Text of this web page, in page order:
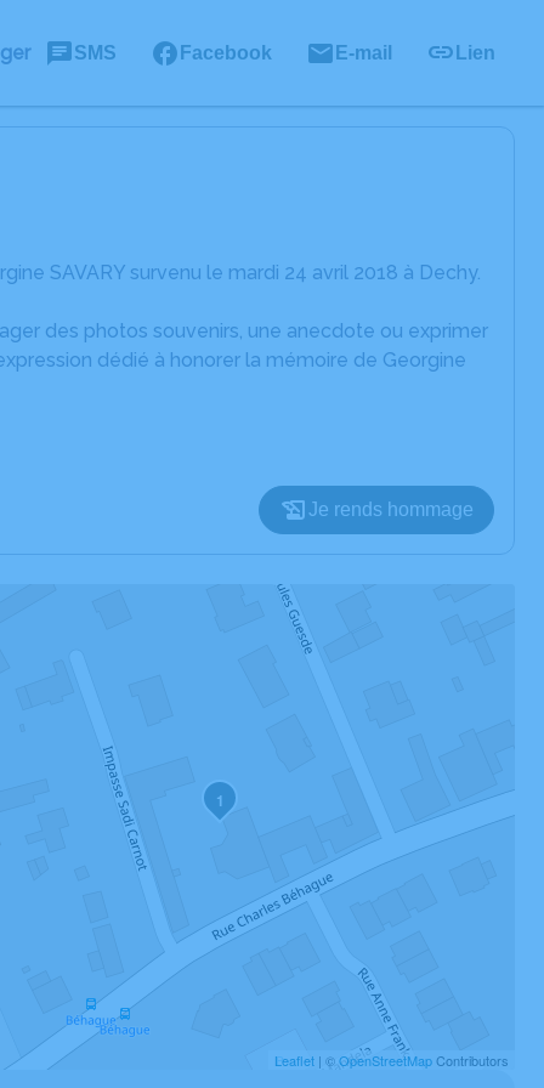
SMS Facebook E-mail Lien
SAVARY survenu le mardi 24 avril 2018 à Dechy.
des photos souvenirs, une anecdote ou exprimer
dédié à honorer la mémoire de Georgine
Je rends hommage
1
Leaflet | ©OpenStreetMapContributors